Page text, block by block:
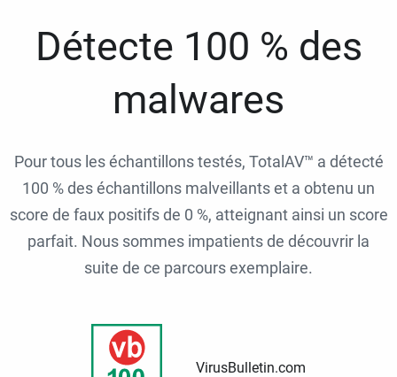
Détecte 100 % des
malwares
Pour tous les échantillons testés, TotalAV™ a détecté
100 % des échantillons malveillants et a obtenu un
score de faux positifs de 0 %, atteignant ainsi un score
parfait. Nous sommes impatients de découvrir la
suite de ce parcours exemplaire.
VirusBulletin.com